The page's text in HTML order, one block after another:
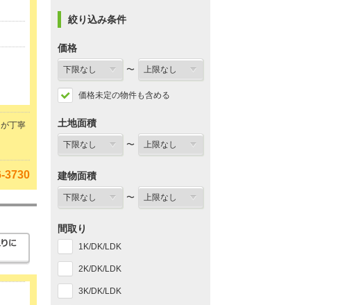
丁寧
3730
絞り込み条件
価格
〜
価格未定の物件も含める
土地面積
〜
建物面積
〜
間取り
1K/DK/LDK
2K/DK/LDK
3K/DK/LDK